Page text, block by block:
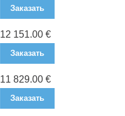
Заказать
12 151.00 €
Заказать
11 829.00 €
Заказать